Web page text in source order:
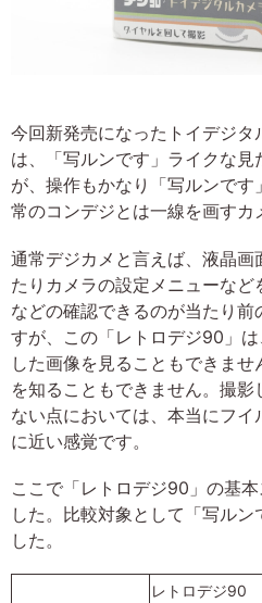
今回新発売になったトイデジタ
は、「写ルンです」ライクな
が、操作もかなり「写ルンで
常のコンデジとは一線を画すカ
通常デジカメと言えば、液晶画
たりカメラの設定メニューな
などの確認できるのが当たり
すが、この「レトロデジ90」
した画像を見ることもできま
を知ることもできません。撮
ない点においては、本当にフイ
に近い感覚です。
ここで「レトロデジ90」の基
した。比較対象として「写ルン
した。
レトロデジ90